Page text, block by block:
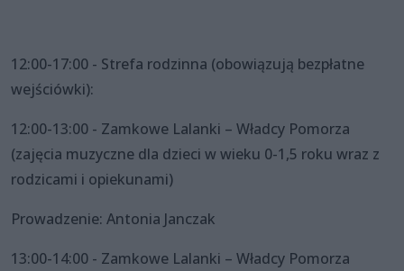
12:00-17:00 - Strefa rodzinna (obowiązują bezpłatne
wejściówki):
12:00-13:00 - Zamkowe Lalanki – Władcy Pomorza
(zajęcia muzyczne dla dzieci w wieku 0-1,5 roku wraz z
rodzicami i opiekunami)
Prowadzenie: Antonia Janczak
13:00-14:00 - Zamkowe Lalanki – Władcy Pomorza